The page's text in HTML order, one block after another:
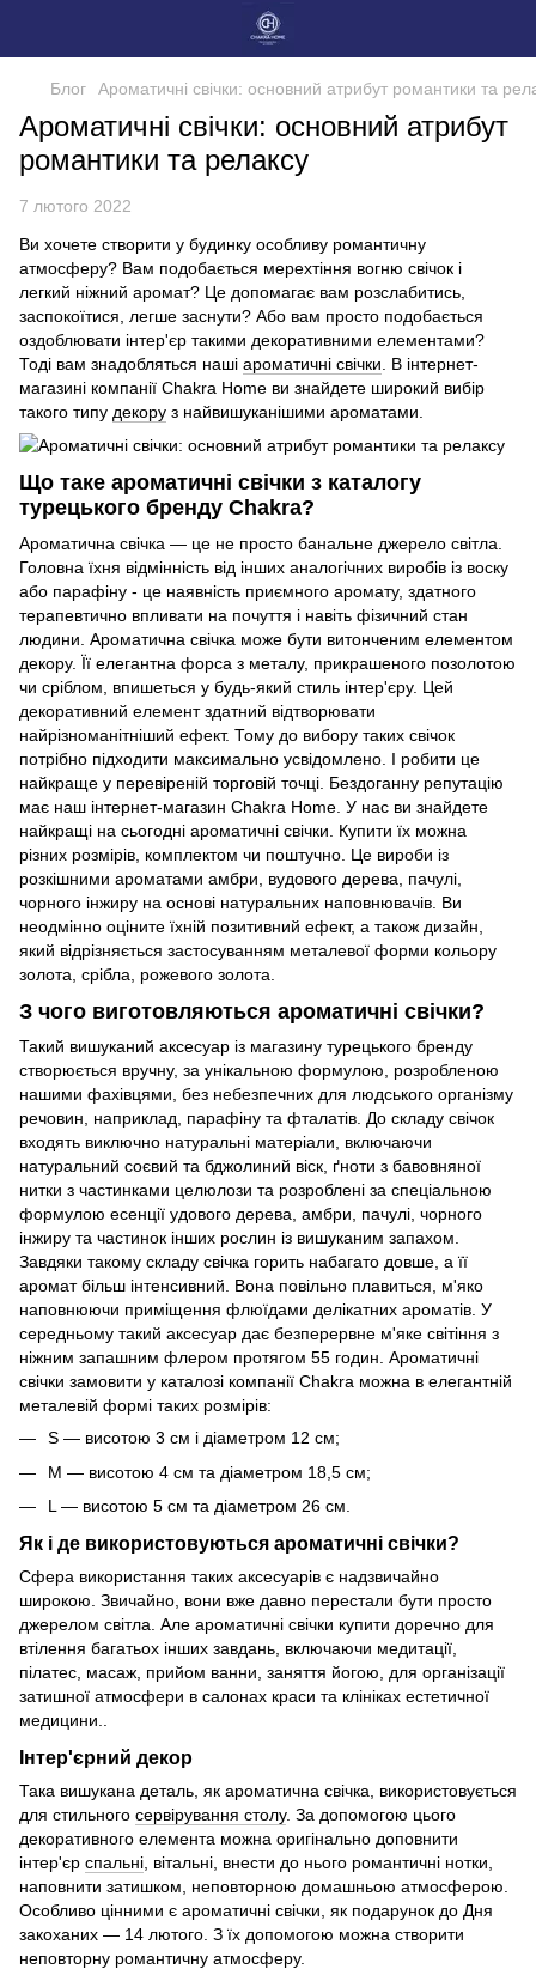
Блог Ароматичні свічки: основний атрибут романтики та
Ароматичні свічки: основний атрибут
романтики та релаксу
7 лютого 2022
Ви хочете створити у будинку особливу романтичну
атмосферу? Вам подобається мерехтіння вогню свічок і
легкий ніжний аромат? Це допомагає вам розслабитись,
заспокоїтися, легше заснути? Або вам просто подобається
оздоблювати інтер'єр такими декоративними елементами?
Тоді вам знадобляться наші ароматичні свічки . В інтернет-
магазині компанії Chakra Home ви знайдете широкий вибір
такого типу декору з найвишуканішими ароматами.
Що таке ароматичні свічки з каталогу
турецького бренду Chakra?
Ароматична свічка — це не просто банальне джерело світла.
Головна їхня відмінність від інших аналогічних виробів із воску
або парафіну - це наявність приємного аромату, здатного
терапевтично впливати на почуття і навіть фізичний стан
людини. Ароматична свічка може бути витонченим елементом
декору. Її елегантна форса з металу, прикрашеного позолотою
чи сріблом, впишеться у будь-який стиль інтер'єру. Цей
декоративний елемент здатний відтворювати
найрізноманітніший ефект. Тому до вибору таких свічок
потрібно підходити максимально усвідомлено. І робити це
найкраще у перевіреній торговій точці. Бездоганну репутацію
має наш інтернет-магазин Chakra Home. У нас ви знайдете
найкращі на сьогодні ароматичні свічки. Купити їх можна
різних розмірів, комплектом чи поштучно. Це вироби із
розкішними ароматами амбри, вудового дерева, пачулі,
чорного інжиру на основі натуральних наповнювачів. Ви
неодмінно оціните їхній позитивний ефект, а також дизайн,
який відрізняється застосуванням металевої форми кольору
золота, срібла, рожевого золота.
З чого виготовляються ароматичні свічки?
Такий вишуканий аксесуар із магазину турецького бренду
створюється вручну, за унікальною формулою, розробленою
нашими фахівцями, без небезпечних для людського організму
речовин, наприклад, парафіну та фталатів. До складу свічок
входять виключно натуральні матеріали, включаючи
натуральний соєвий та бджолиний віск, ґноти з бавовняної
нитки з частинками целюлози та розроблені за спеціальною
формулою есенції удового дерева, амбри, пачулі, чорного
інжиру та частинок інших рослин із вишуканим запахом.
Завдяки такому складу свічка горить набагато довше, а її
аромат більш інтенсивний. Вона повільно плавиться, м'яко
наповнюючи приміщення флюїдами делікатних ароматів. У
середньому такий аксесуар дає безперервне м'яке світіння з
ніжним запашним флером протягом 55 годин. Ароматичні
свічки замовити у каталозі компанії Chakra можна в елегантній
металевій формі таких розмірів:
S — висотою 3 см і діаметром 12 см;
M — висотою 4 см та діаметром 18,5 см;
L — висотою 5 см та діаметром 26 см.
Як і де використовуються ароматичні свічки?
Сфера використання таких аксесуарів є надзвичайно
широкою. Звичайно, вони вже давно перестали бути просто
джерелом світла. Але ароматичні свічки купити доречно для
втілення багатьох інших завдань, включаючи медитації,
пілатес, масаж, прийом ванни, заняття йогою, для організації
затишної атмосфери в салонах краси та клініках естетичної
медицини..
Інтер'єрний декор
Така вишукана деталь, як ароматична свічка, використовується
для стильного сервірування столу. За допомогою цього
декоративного елемента можна оригінально доповнити
інтер'єр спальні , вітальні, внести до нього романтичні нотки,
наповнити затишком, неповторною домашньою атмосферою.
Особливо цінними є ароматичні свічки, як подарунок до Дня
закоханих — 14 лютого. З їх допомогою можна створити
неповторну романтичну атмосферу.